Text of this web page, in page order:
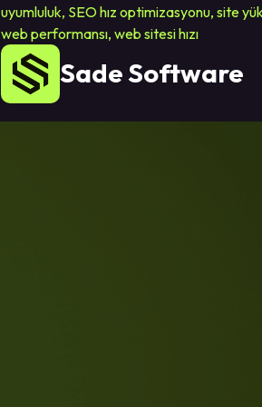
uyumluluk, SEO hız optimizasyonu, site
web performansı, web sitesi hızı
Sade Software